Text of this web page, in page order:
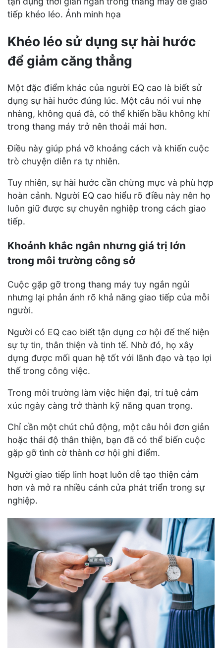
tiếp khéo léo. Ảnh minh họa
Khéo léo sử dụng sự hài hước
để giảm căng thẳng
Một đặc điểm khác của người EQ cao là biết sử
dụng sự hài hước đúng lúc. Một câu nói vui nhẹ
nhàng, không quá đà, có thể khiến bầu không khí
trong thang máy trở nên thoải mái hơn.
Điều này giúp phá vỡ khoảng cách và khiến cuộc
trò chuyện diễn ra tự nhiên.
Tuy nhiên, sự hài hước cần chừng mực và phù hợp
hoàn cảnh. Người EQ cao hiểu rõ điều này nên họ
luôn giữ được sự chuyên nghiệp trong cách giao
tiếp.
Khoảnh khắc ngắn nhưng giá trị lớn
trong môi trường công sở
Cuộc gặp gỡ trong thang máy tuy ngắn ngủi
nhưng lại phản ánh rõ khả năng giao tiếp của mỗi
người.
Người có EQ cao biết tận dụng cơ hội để thể hiện
sự tự tin, thân thiện và tinh tế. Nhờ đó, họ xây
dựng được mối quan hệ tốt với lãnh đạo và tạo lợi
thế trong công việc.
Trong môi trường làm việc hiện đại, trí tuệ cảm
xúc ngày càng trở thành kỹ năng quan trọng.
Chỉ cần một chút chủ động, một câu hỏi đơn giản
hoặc thái độ thân thiện, bạn đã có thể biến cuộc
gặp gỡ tình cờ thành cơ hội ghi điểm.
Người giao tiếp linh hoạt luôn dễ tạo thiện cảm
hơn và mở ra nhiều cánh cửa phát triển trong sự
nghiệp.